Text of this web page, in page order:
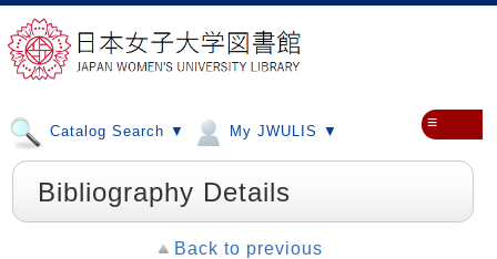
Catalog Search ▼ My JWULIS ▼ ≡
Bibliography Details
Back to previous